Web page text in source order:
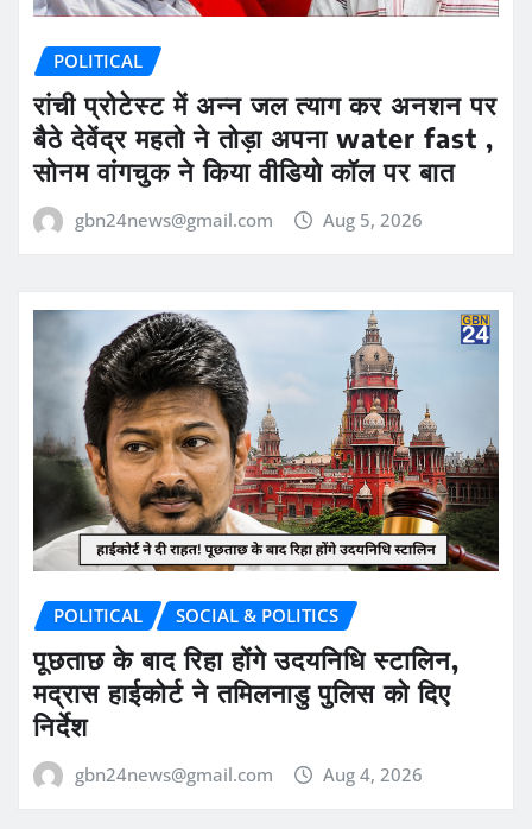
POLITICAL
रांची प्रोटेस्ट में अन्न जल त्याग कर अनशन पर
बैठे देवेंद्र महतो ने तोड़ा अपना water fast ,
सोनम वांगचुक ने किया वीडियो कॉल पर बात
gbn24news@gmail.com Aug 5, 2026
POLITICAL SOCIAL & POLITICS
पूछताछ के बाद रिहा होंगे उदयनिधि स्टालिन,
मद्रास हाईकोर्ट ने तमिलनाडु पुलिस को दिए
निर्देश
gbn24news@gmail.com Aug 4, 2026